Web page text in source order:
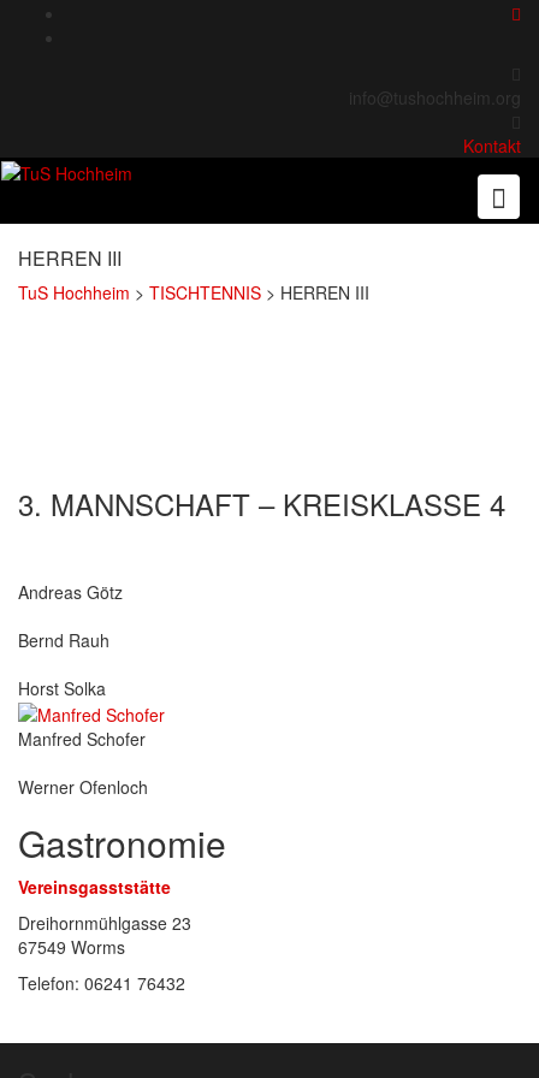
info@tushochheim.org
Kontakt
HERREN III
TuS Hochheim > TISCHTENNIS > HERREN III
3. MANNSCHAFT – KREISKLASSE 4
Andreas Götz
Bernd Rauh
Horst Solka
Manfred Schofer
Werner Ofenloch
Gastronomie
Vereinsgasststätte
Dreihornmühlgasse 23
67549 Worms
Telefon: 06241 76432